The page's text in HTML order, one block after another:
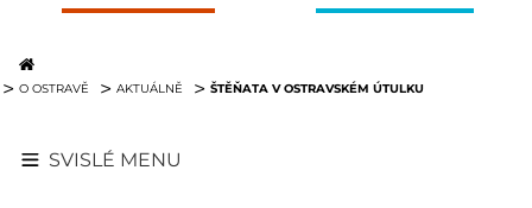
O OSTRAVĚ AKTUÁLNĚ ŠTĚŇATA V OSTRAVSKÉM ÚTULKU
SVISLÉ MENU